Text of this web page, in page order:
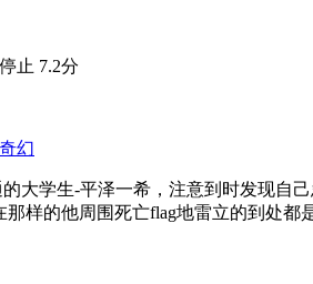
止 7.2分
奇幻
大学生-平泽一希，注意到时发现自
那样的他周围死亡flag地雷立的到处